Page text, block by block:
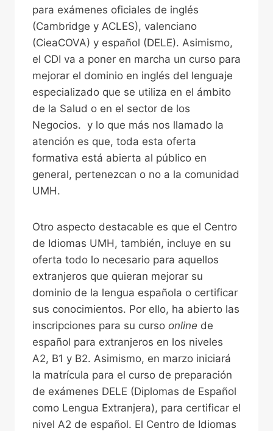
para exámenes oficiales de inglés
(Cambridge y ACLES), valenciano
(CieaCOVA) y español (DELE). Asimismo,
el CDI va a poner en marcha un curso para
mejorar el dominio en inglés del lenguaje
especializado que se utiliza en el ámbito
de la Salud o en el sector de los
Negocios. y lo que más nos llamado la
atención es que, toda esta oferta
formativa está abierta al público en
general, pertenezcan o no a la comunidad
UMH.
Otro aspecto destacable es que el Centro
de Idiomas UMH, también, incluye en su
oferta todo lo necesario para aquellos
extranjeros que quieran mejorar su
dominio de la lengua española o certificar
sus conocimientos. Por ello, ha abierto las
inscripciones para su curso online de
español para extranjeros en los niveles
A2, B1 y B2. Asimismo, en marzo iniciará
la matrícula para el curso de preparación
de exámenes DELE (Diplomas de Español
como Lengua Extranjera), para certificar el
nivel A2 de español. El Centro de Idiomas